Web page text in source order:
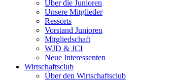
Über die Junioren
Unsere Mitglieder
Ressorts
Vorstand Junioren
Mitgliedschaft
WJD & JCI
Neue Interessenten
Wirtschaftsclub
Über den Wirtschaftsclub